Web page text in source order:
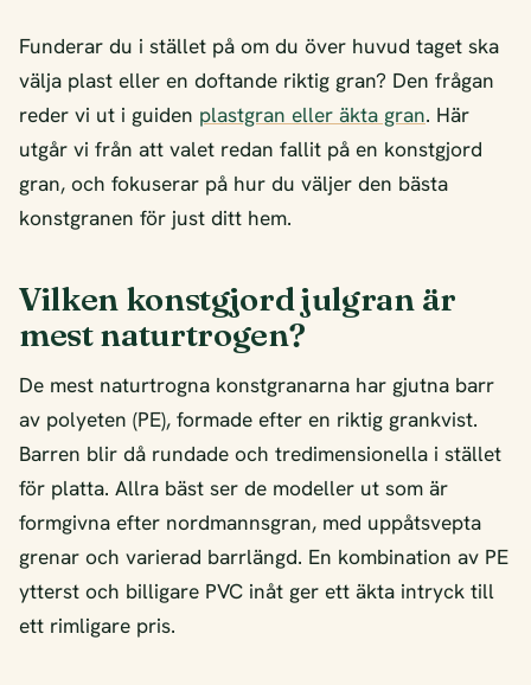
Funderar du i stället på om du över huvud taget ska
välja plast eller en doftande riktig gran? Den frågan
reder vi ut i guiden plastgran eller äkta gran. Här
utgår vi från att valet redan fallit på en konstgjord
gran, och fokuserar på hur du väljer den bästa
konstgranen för just ditt hem.
Vilken konstgjord julgran är
mest naturtrogen?
De mest naturtrogna konstgranarna har gjutna barr
av polyeten (PE), formade efter en riktig grankvist.
Barren blir då rundade och tredimensionella i stället
för platta. Allra bäst ser de modeller ut som är
formgivna efter nordmannsgran, med uppåtsvepta
grenar och varierad barrlängd. En kombination av PE
ytterst och billigare PVC inåt ger ett äkta intryck till
ett rimligare pris.